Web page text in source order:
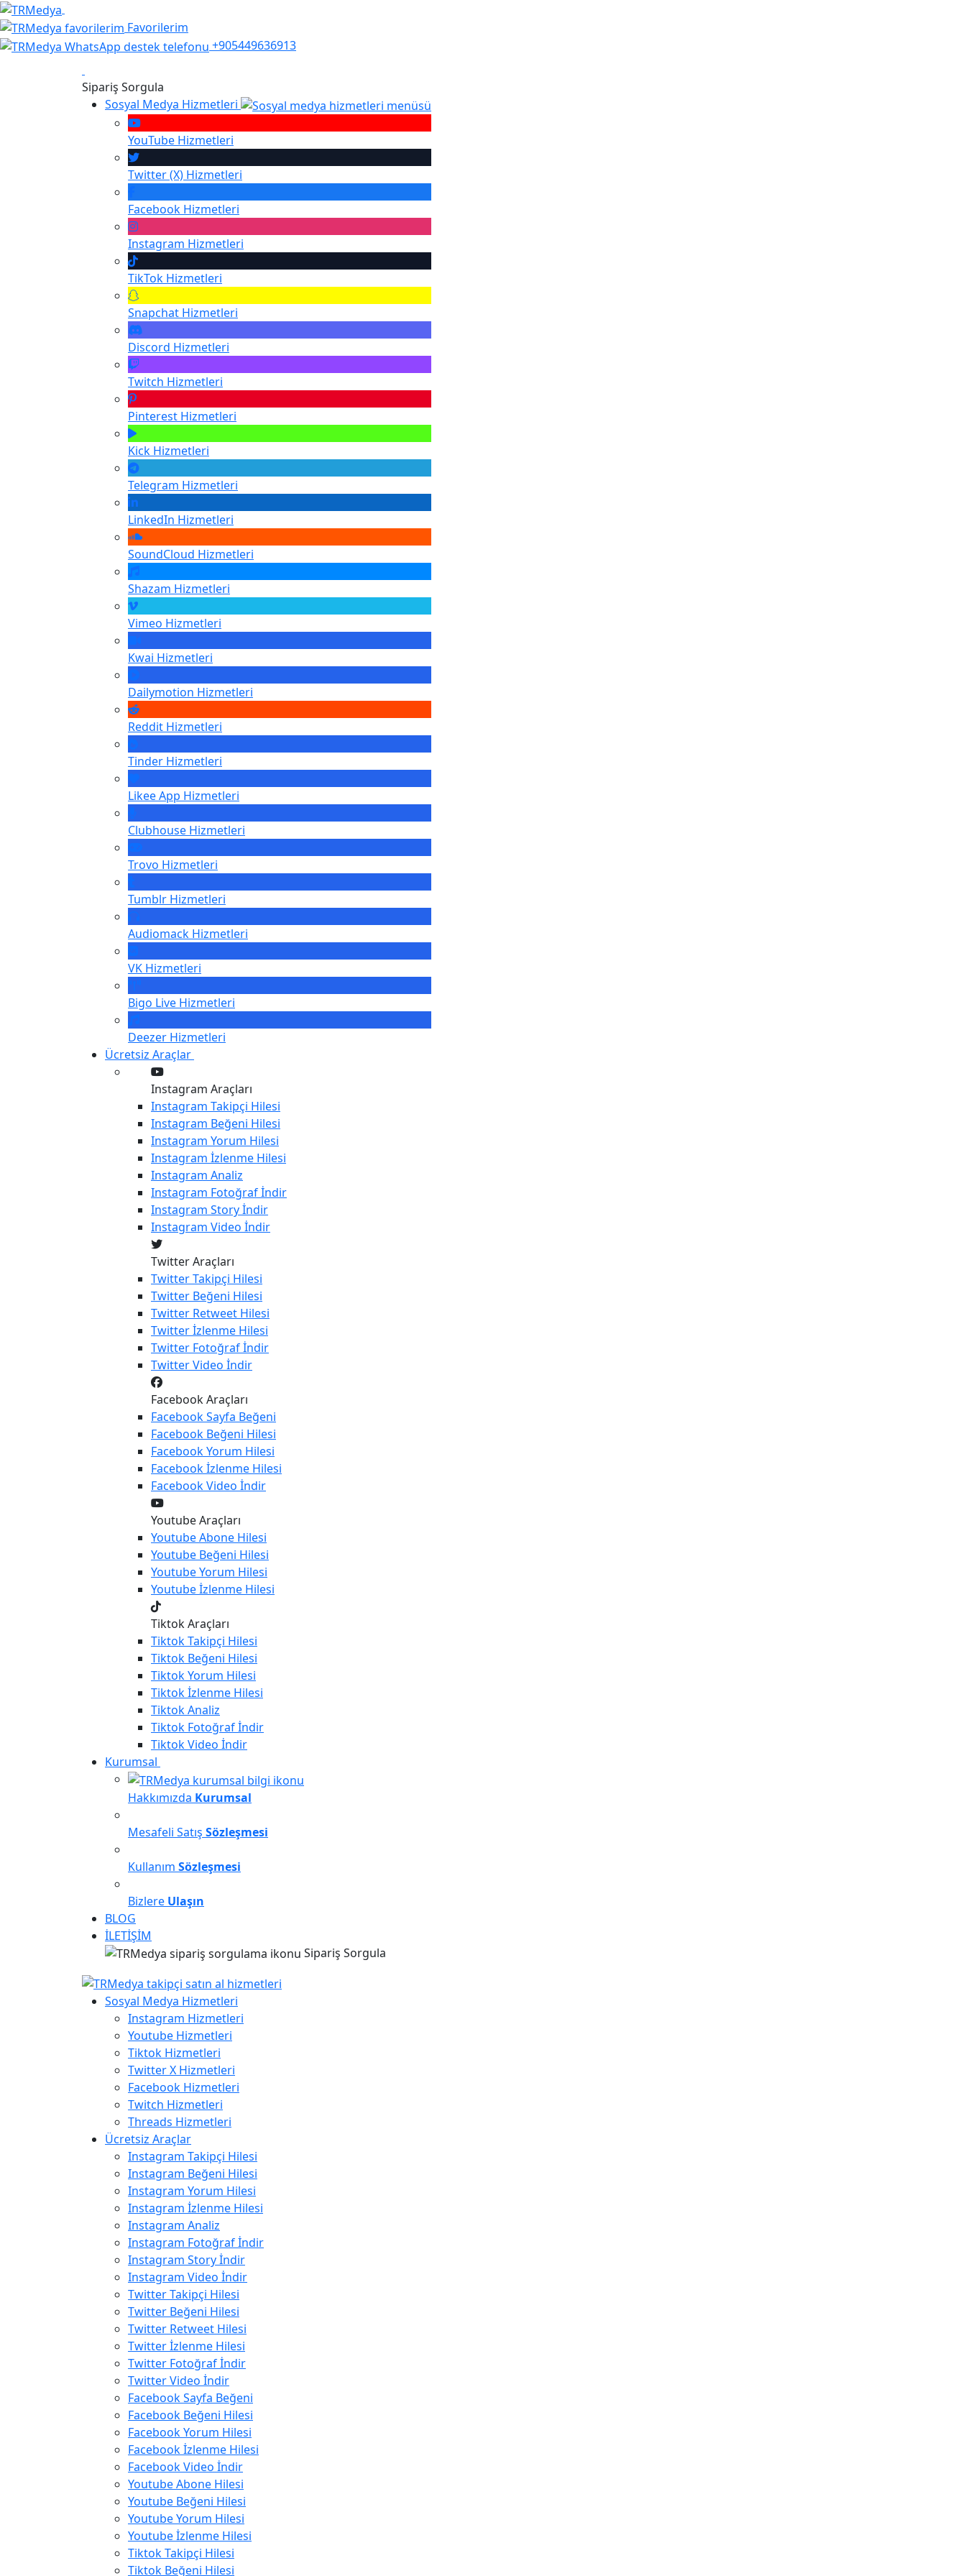
Favorilerim
+905449636913
Sipariş Sorgula
Sosyal Medya Hizmetleri
YouTube Hizmetleri
Twitter (X) Hizmetleri
Facebook Hizmetleri
Instagram Hizmetleri
TikTok Hizmetleri
Snapchat Hizmetleri
Discord Hizmetleri
Twitch Hizmetleri
Pinterest Hizmetleri
Kick Hizmetleri
Telegram Hizmetleri
LinkedIn Hizmetleri
SoundCloud Hizmetleri
Shazam Hizmetleri
Vimeo Hizmetleri
Kwai Hizmetleri
Dailymotion Hizmetleri
Reddit Hizmetleri
Tinder Hizmetleri
Likee App Hizmetleri
Clubhouse Hizmetleri
Trovo Hizmetleri
Tumblr Hizmetleri
Audiomack Hizmetleri
VK Hizmetleri
Bigo Live Hizmetleri
Deezer Hizmetleri
Ücretsiz Araçlar
Instagram Araçları
Instagram Takipçi Hilesi
Instagram Beğeni Hilesi
Instagram Yorum Hilesi
Instagram İzlenme Hilesi
Instagram Analiz
Instagram Fotoğraf İndir
Instagram Story İndir
Instagram Video İndir
Twitter Araçları
TwitterTakipçi Hilesi
Twitter Beğeni Hilesi
Twitter Retweet Hilesi
Twitterİzlenme Hilesi
Twitter Fotoğraf İndir
TwitterVideo İndir
Facebook Araçları
FacebookSayfa Beğeni
Facebook Beğeni Hilesi
FacebookYorum Hilesi
Facebookİzlenme Hilesi
FacebookVideo İndir
Youtube Araçları
YoutubeAbone Hilesi
Youtube Beğeni Hilesi
YoutubeYorum Hilesi
Youtubeİzlenme Hilesi
Tiktok Araçları
TiktokTakipçi Hilesi
Tiktok Beğeni Hilesi
TiktokYorum Hilesi
Tiktokİzlenme Hilesi
TiktokAnaliz
Tiktok Fotoğraf İndir
TiktokVideo İndir
Kurumsal
Hakkımızda Kurumsal
Mesafeli Satış Sözleşmesi
Kullanım Sözleşmesi
Bizlere Ulaşın
BLOG
İLETİŞİM
Sipariş Sorgula
Sosyal Medya Hizmetleri
Instagram Hizmetleri
Youtube Hizmetleri
Tiktok Hizmetleri
Twitter X Hizmetleri
Facebook Hizmetleri
Twitch Hizmetleri
Threads Hizmetleri
Ücretsiz Araçlar
Instagram Takipçi Hilesi
Instagram Beğeni Hilesi
Instagram Yorum Hilesi
Instagram İzlenme Hilesi
Instagram Analiz
Instagram Fotoğraf İndir
Instagram Story İndir
Instagram Video İndir
Twitter Takipçi Hilesi
Twitter Beğeni Hilesi
Twitter Retweet Hilesi
Twitter İzlenme Hilesi
Twitter Fotoğraf İndir
Twitter Video İndir
Facebook Sayfa Beğeni
Facebook Beğeni Hilesi
Facebook Yorum Hilesi
Facebook İzlenme Hilesi
Facebook Video İndir
Youtube Abone Hilesi
Youtube Beğeni Hilesi
Youtube Yorum Hilesi
Youtube İzlenme Hilesi
Tiktok Takipçi Hilesi
Tiktok Beğeni Hilesi